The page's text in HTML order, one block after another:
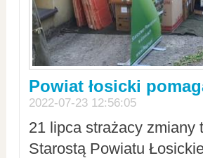
Powiat łosicki
2022-07-23 12:56:05
21 lipca strażacy
Starostą Powiatu